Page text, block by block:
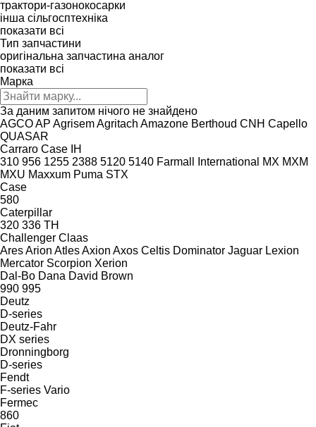
трактори-газонокосарки
інша сільгосптехніка
показати всі
Тип запчастини
оригінальна запчастина аналог
показати всі
Марка
За даним запитом нічого не знайдено
AGCOAP AgrisemAgritach Amazone Berthoud CNH Capello
QUASAR
Carraro Case IH
310 956 1255 2388 5120 5140 Farmall International MX MXM
MXU Maxxum Puma STX
Case
580
Caterpillar
320 336 TH
Challenger Claas
AresArion AtlesAxion Axos Celtis Dominator Jaguar Lexion
Mercator Scorpion Xerion
Dal-Bo Dana David Brown
990 995
Deutz
D-series
Deutz-Fahr
DX series
Dronningborg
D-series
Fendt
F-series Vario
Fermec
860